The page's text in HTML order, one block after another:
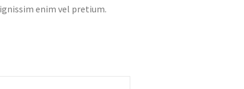
enim vel pretium.